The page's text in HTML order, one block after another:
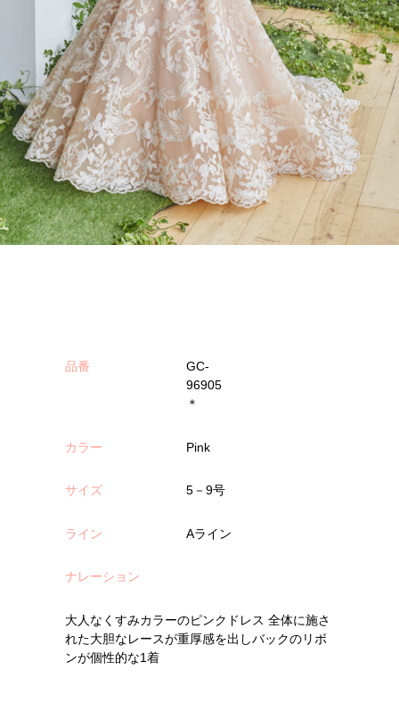
品番
GC-
96905
＊
カラー Pink
サイズ 5－9号
ライン Aライン
ナレーション
大人なくすみカラーのピンクドレス 全体に施さ
れた大胆なレースが重厚感を出しバックのリボ
ンが個性的な1着